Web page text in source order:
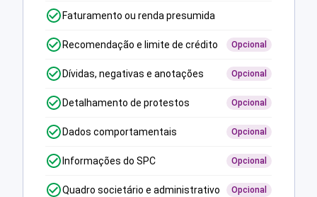
Faturamento ou renda presumida
Recomendação e limite de crédito Opcional
Dívidas, negativas e anotações Opcional
Detalhamento de protestos Opcional
Dados comportamentais Opcional
Informações do SPC Opcional
Quadro societário e administrativo Opcional